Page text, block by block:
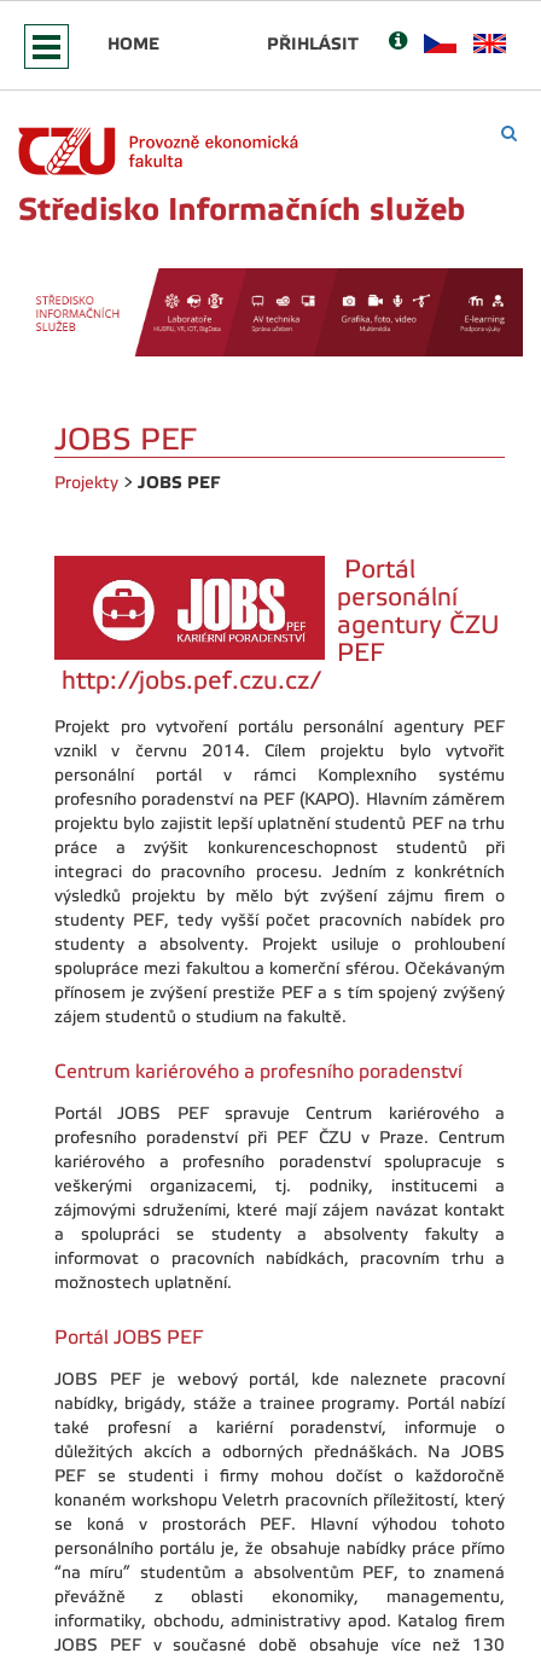
HOME PŘIHLÁSIT
Středisko Informačních služeb
JOBS PEF
Projekty > JOBS PEF
Portál
personální
agentury ČZU
PEF
http://jobs.pef.czu.cz/
Projekt pro vytvoření portálu personální agentury PEF
vznikl v červnu 2014. Cílem projektu bylo vytvořit
personální portál v rámci Komplexního systému
profesního poradenství na PEF (KAPO). Hlavním záměrem
projektu bylo zajistit lepší uplatnění studentů PEF na trhu
práce a zvýšit konkurenceschopnost studentů při
integraci do pracovního procesu. Jedním z konkrétních
výsledků projektu by mělo být zvýšení zájmu firem o
studenty PEF, tedy vyšší počet pracovních nabídek pro
studenty a absolventy. Projekt usiluje o prohloubení
spolupráce mezi fakultou a komerční sférou. Očekávaným
přínosem je zvýšení prestiže PEF a s tím spojený zvýšený
zájem studentů o studium na fakultě.
Centrum kariérového a profesního poradenství
Portál JOBS PEF spravuje Centrum kariérového a
profesního poradenství při PEF ČZU v Praze. Centrum
kariérového a profesního poradenství spolupracuje s
veškerými organizacemi, tj. podniky, institucemi a
zájmovými sdruženími, které mají zájem navázat kontakt
a spolupráci se studenty a absolventy fakulty a
informovat o pracovních nabídkách, pracovním trhu a
možnostech uplatnění.
Portál JOBS PEF
JOBS PEF je webový portál, kde naleznete pracovní
nabídky, brigády, stáže a trainee programy. Portál nabízí
také profesní a kariérní poradenství, informuje o
důležitých akcích a odborných přednáškách. Na JOBS
PEF se studenti i firmy mohou dočíst o každoročně
konaném workshopu Veletrh pracovních příležitostí, který
se koná v prostorách PEF. Hlavní výhodou tohoto
personálního portálu je, že obsahuje nabídky práce přímo
“na míru” studentům a absolventům PEF, to znamená
převážně z oblasti ekonomiky, managementu,
informatiky, obchodu, administrativy apod. Katalog firem
JOBS PEF v současné době obsahuje více než 130